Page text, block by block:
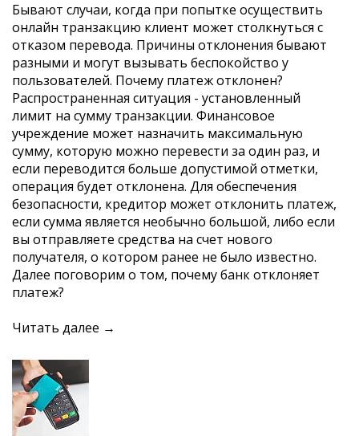
Бывают случаи, когда при попытке осуществить
онлайн транзакцию клиент может столкнуться с
отказом перевода. Причины отклонения бывают
разными и могут вызывать беспокойство у
пользователей. Почему платеж отклонен?
Распространенная ситуация - установленный
лимит на сумму транзакции. Финансовое
учреждение может назначить максимальную
сумму, которую можно перевести за один раз, и
если переводится больше допустимой отметки,
операция будет отклонена. Для обеспечения
безопасности, кредитор может отклонить платеж,
если сумма является необычно большой, либо если
вы отправляете средства на счет нового
получателя, о котором ранее не было известно.
Далее поговорим о том, почему банк отклоняет
платеж?
Читать далее →